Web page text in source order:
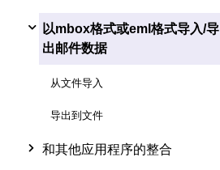
以mbox格式或eml格式导入/导
出邮件数据
从文件导入
导出到文件
和其他应用程序的整合